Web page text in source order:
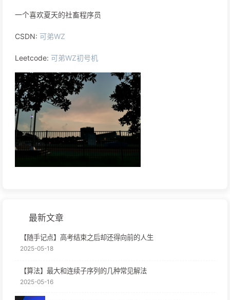
一个喜欢夏天的社畜程序员
CSDN: 可弟WZ
Leetcode: 可弟WZ初号机
最新文章
【随手记点】高考结束之后却还得向前的人生
2025-05-18
【算法】最大和连续子序列的几种常见解法
2025-05-16